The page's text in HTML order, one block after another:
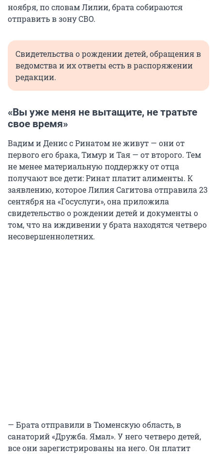
ноября, по словам Лилии, брата собираются
отправить в зону СВО.
Свидетельства о рождении детей, обращения в
ведомства и их ответы есть в распоряжении
редакции.
«Вы уже меня не вытащите, не тратьте
свое время»
Вадим и Денис с Ринатом не живут — они от
первого его брака, Тимур и Тая — от второго. Тем
не менее материальную поддержку от отца
получают все дети: Ринат платит алименты. К
заявлению, которое Лилия Сагитова отправила 23
сентября на «Госуслуги», она приложила
свидетельство о рождении детей и документы о
том, что на иждивении у брата находятся четверо
несовершеннолетних.
— Брата отправили в Тюменскую область, в
санаторий «Дружба. Ямал». У него четверо детей,
все они зарегистрированы на него. Он платит